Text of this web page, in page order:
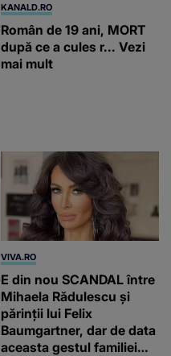
KANALD.RO
Român de 19 ani, MORT
după ce a cules r... Vezi
mai mult
VIVA.RO
E din nou SCANDAL între
Mihaela Rădulescu și
părinții lui Felix
Baumgartner, dar de data
aceasta gestul familiei